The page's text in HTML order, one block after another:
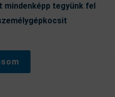
mindenképp tegyünk fel